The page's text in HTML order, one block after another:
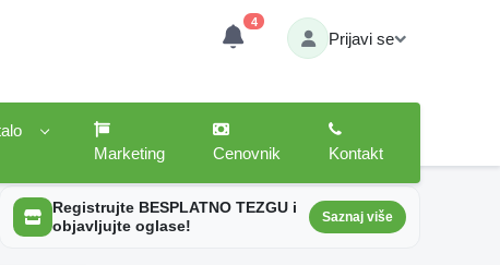
4
Prijavi se
Marketing
Cenovnik Kontakt
Registrujte BESPLATNO TEZGU i
objavljujte oglase!
Saznaj više